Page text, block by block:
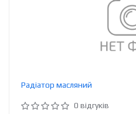
Радіатор масляний
0 відгуків